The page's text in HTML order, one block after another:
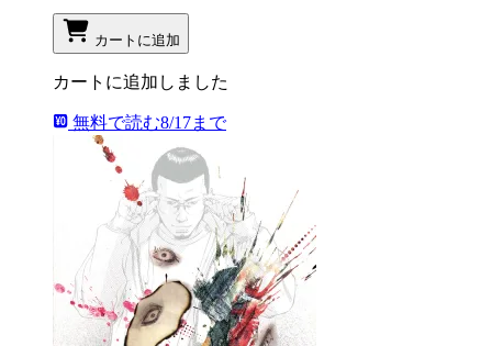
カートに追加
カートに追加しました
無料で読む8/17まで